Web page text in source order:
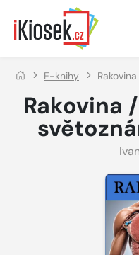
Přejít na hlavní obsah
E-knihy
Rakovina